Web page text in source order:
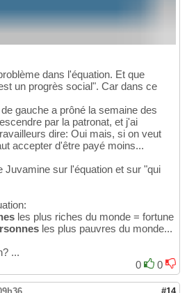
dans l'équation. Et que
un progrès social". Car dans ce
gauche a prôné la semaine des
par la patronat, et j'ai
dire: Oui mais, si on veut
accepter d'être payé moins...
Juvamine sur l'équation et sur "qui
les plus riches du monde = fortune
les plus pauvres du monde...
...
0
0